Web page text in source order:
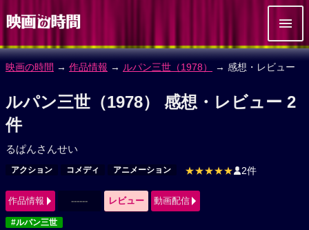
映画の時間 → 作品情報 → ルパン三世（1978） → 感想・レビュー
ルパン三世（1978） 感想・レビュー 2
件
るぱんさんせい
アクション コメディ アニメーション ★★★★★ 2件
作品情報 ------ レビュー 動画配信
#ルパン三世